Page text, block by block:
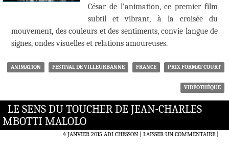
César de l’animation, ce premier film
subtil et vibrant, à la croisée du
mouvement, des couleurs et des sentiments, convie langue de
signes, ondes visuelles et relations amoureuses.
ANIMATION FESTIVAL DE VILLEURBANNE FRANCE PRIX FORMAT COURT
VIDÉOTHÈQUE
LE SENS DU TOUCHER DE JEAN-CHARLES
MBOTTI MALOLO
4 JANVIER 2015 ADI CHESSON LAISSER UN COMMENTAIRE|